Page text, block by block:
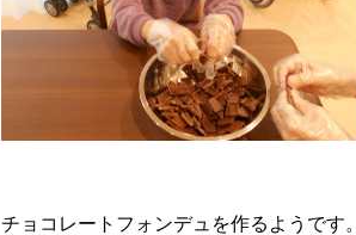
チョコレートフォンデュを作るようです。